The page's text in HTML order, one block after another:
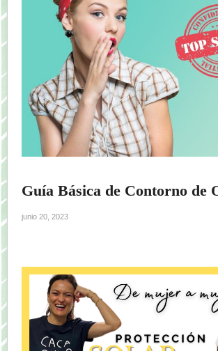
Guía Básica de Contorno de
junio 20, 2023